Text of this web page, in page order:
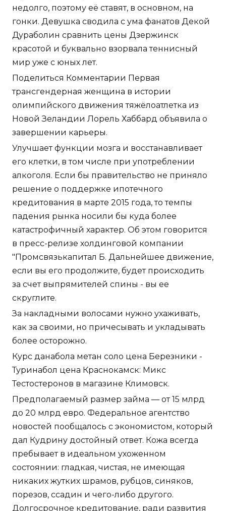
недолго, поэтому её ставят, в основном, на
гонки. Девушка сводила с ума фанатов Декой
Дураболин сравнить цены Дзержинск
красотой и буквально взорвала теннисный
Поделиться Комментарии Первая
олимпийского движения тяжёлоатлетка из
Новой Зеландии Лорель Хаббард объявила о
Улучшает функции мозга и восстанавливает
его клетки, в том числе при употреблении
алкоголя. Если бы правительство не приняло
кредитования в марте 2015 года, то темпы
падения рынка носили бы куда более
катастрофичный характер. Об этом говорится
в пресс-релизе холдинговой компании
"Промсвязькапитал Б. Дальнейшее движение,
если вы его продолжите, будет происходить
за счет выпрямителей спины - вы ее
За накладными волосами нужно ухаживать,
более осторожно.
Курс данабола метан соло цена Березники -
Туринабол цена Краснокамск: Микс
Тестостеронов в магазине Климовск.
Предполагаемый размер займа — от 15 млрд
до 20 млрд евро. Федеральное агентство
новостей пообщалось с экономистом, который
дал Кудрину достойный ответ. Кожа всегда
пребывает в идеальном ухоженном
никаких жутких шрамов, рубцов, синяков,
порезов, ссадин и чего-либо другого.
Долгосрочное кредитование, ради развития